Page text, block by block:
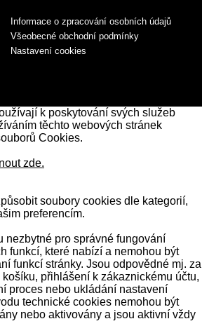
Informace o zpracování osobních údajů
Všeobecné obchodní podmínky
Nastavení cookies
k poskytování svých služeb
těchto webových stránek
Cookies.
zde.
soubory cookies dle kategorií,
preferencím.
nezbytné pro správné fungování
funkcí, které nabízí a nemohou být
funkcí stránky. Jsou odpovědné mj. za
přihlášení k zákaznickému účtu,
proces nebo ukládání nastavení
technické cookies nemohou být
nebo aktivovány a jsou aktivní vždy